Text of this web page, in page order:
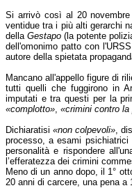
Si arrivò così al 20
ventidue tra i più alti gerarchi
della Gestapo (la potente
dell'omonimo patto con
autore della spietata
Mancano all'appello figure di
tutti quelli che fuggirono in
imputati e tra questi per la
«complotto», «crimini contro la
Dichiaratisi«non colpevoli»,
processo, a esami
personalità e rispondere
l’efferatezza dei crimini
Meno di un anno dopo, il 1°
20 anni di carcere, una pena